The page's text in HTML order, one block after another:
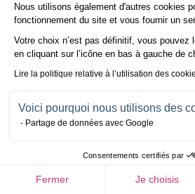
Nous utilisons également d'autres cookies
fonctionnement du site et vous fournir un
Votre choix n’est pas définitif, vous pouvez
en cliquant sur l’icône en bas à gauche de
Lire la politique relative à l’utilisation des
Voici pourquoi nous utilisons des
Partage de données avec Google
Consentements certifiés par
Fermer Je choisis
Axeptio consent
adoption